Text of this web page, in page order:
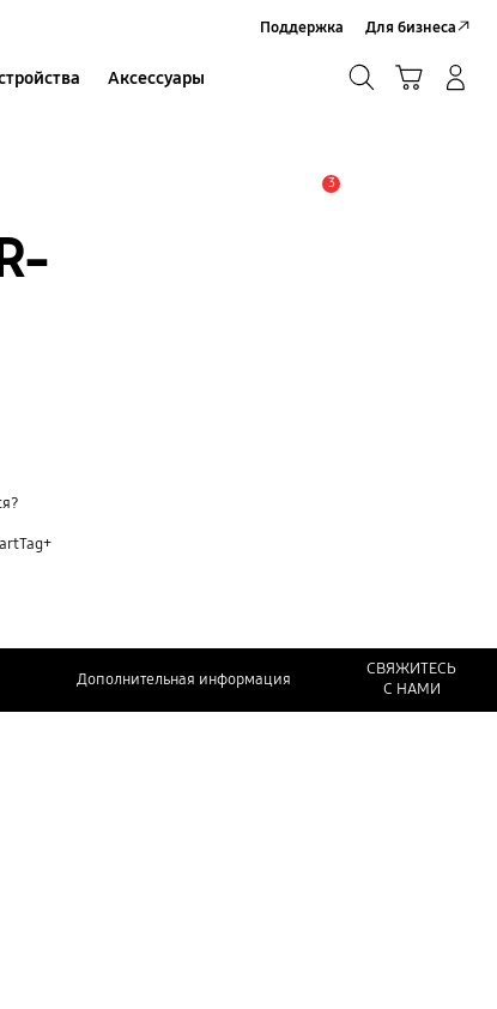
Аксессуары
Поддержка Для бизнеса
3
Дополнительная информация
СВЯЖИТЕСЬ
С НАМИ